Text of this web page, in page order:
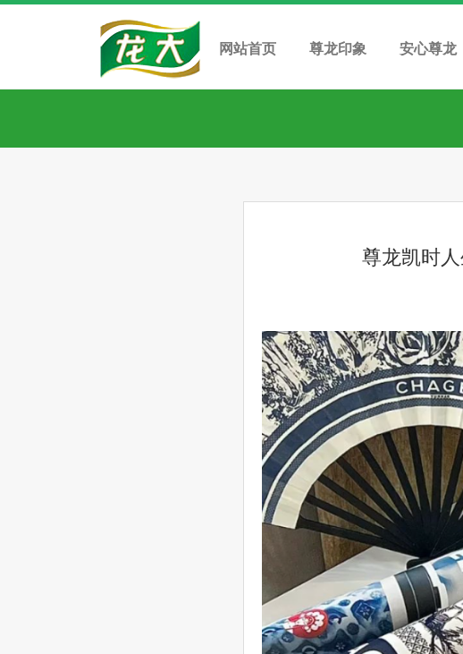
网站首页 尊龙印象 安心尊龙
尊龙凯时